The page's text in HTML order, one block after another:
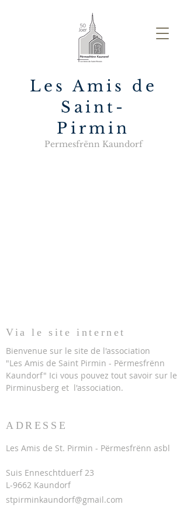
Les Amis de
Saint-
Pirmin
Permesfrënn Kaundorf
Via le site internet
Bienvenue sur le site de l'association
"Les Amis de Saint Pirmin - Përmesfrënn
Kaundorf" Ici vous pouvez tout savoir sur le
Pirminusberg et l'association.
ADRESSE
Les Amis de St. Pirmin - Përmesfrënn asbl
Suis Enneschtduerf 23
L-9662 Kaundorf
stpirminkaundorf@gmail.com